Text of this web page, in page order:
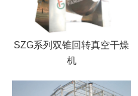
SZG系列双锥回转真空干燥
机